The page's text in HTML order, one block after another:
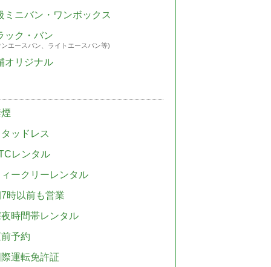
ミニバン・ワンボックス
ック・バン
エースバン、ライトエースバン等)
オリジナル
ッドレス
レンタル
ークリーレンタル
時以前も営業
時間帯レンタル
予約
運転免許証